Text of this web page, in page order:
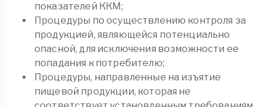
показателей ККМ;
Процедуры по осуществлению контроля за
продукцией, являющейся потенциально
опасной, для исключения возможности ее
попадания к потребителю;
Процедуры, направленные на изъятие
пищевой продукции, которая не